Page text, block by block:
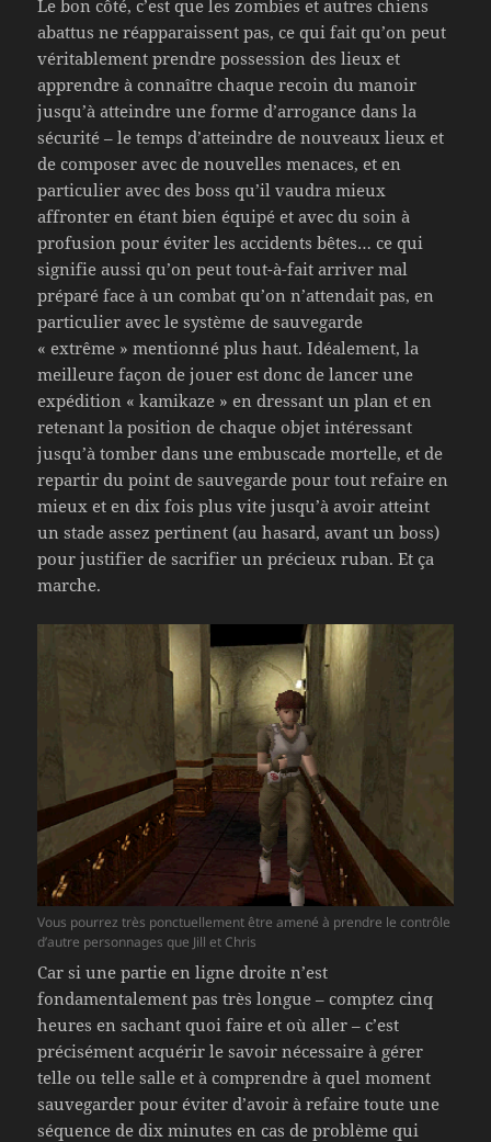
Le bon côté, c’est que les zombies et autres chiens
abattus ne réapparaissent pas, ce qui fait qu’on peut
véritablement prendre possession des lieux et
apprendre à connaître chaque recoin du manoir
jusqu’à atteindre une forme d’arrogance dans la
sécurité – le temps d’atteindre de nouveaux lieux et
de composer avec de nouvelles menaces, et en
particulier avec des boss qu’il vaudra mieux
affronter en étant bien équipé et avec du soin à
profusion pour éviter les accidents bêtes… ce qui
signifie aussi qu’on peut tout-à-fait arriver mal
préparé face à un combat qu’on n’attendait pas, en
particulier avec le système de sauvegarde
« extrême » mentionné plus haut. Idéalement, la
meilleure façon de jouer est donc de lancer une
expédition « kamikaze » en dressant un plan et en
retenant la position de chaque objet intéressant
jusqu’à tomber dans une embuscade mortelle, et de
repartir du point de sauvegarde pour tout refaire en
mieux et en dix fois plus vite jusqu’à avoir atteint
un stade assez pertinent (au hasard, avant un boss)
pour justifier de sacrifier un précieux ruban. Et ça
marche.
Vous pourrez très ponctuellement être amené à prendre le contrôle
d’autre personnages que Jill et Chris
Car si une partie en ligne droite n’est
fondamentalement pas très longue – comptez cinq
heures en sachant quoi faire et où aller – c’est
précisément acquérir le savoir nécessaire à gérer
telle ou telle salle et à comprendre à quel moment
sauvegarder pour éviter d’avoir à refaire toute une
séquence de dix minutes en cas de problème qui